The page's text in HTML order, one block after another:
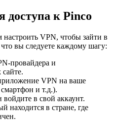
доступа к Pinco
VPN, чтобы зайти в
вы следуете каждому шагу:
провайдера и
сайте.
VPN на ваше
и т.д.).
в свой аккаунт.
находится в стране, где